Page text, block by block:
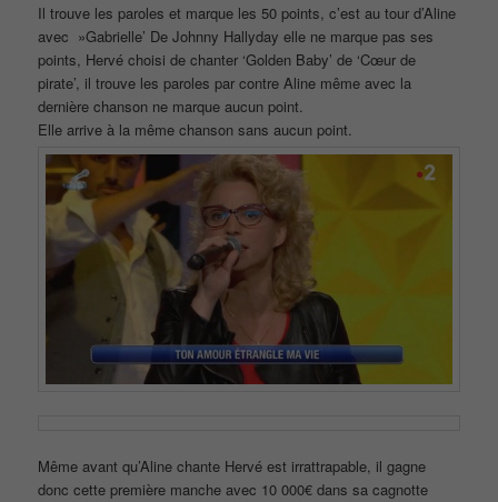
Il trouve les paroles et marque les 50 points, c’est au tour d’Aline
avec »Gabrielle’ De Johnny Hallyday elle ne marque pas ses
points, Hervé choisi de chanter ‘Golden Baby’ de ‘Cœur de
pirate’, il trouve les paroles par contre Aline même avec la
dernière chanson ne marque aucun point.
Elle arrive à la même chanson sans aucun point.
Même avant qu’Aline chante Hervé est irrattrapable, il gagne
donc cette première manche avec 10 000€ dans sa cagnotte